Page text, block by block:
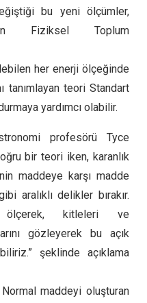
bu yeni ölçümler,
Fiziksel Toplum
her enerji ölçeğinde
tanımlayan teori Standart
yardımcı olabilir.
profesörü Tyce
bir teori iken, karanlık
maddeye karşı madde
aralıklı delikler bırakır.
ölçerek, kitleleri ve
gözleyerek bu açık
şeklinde açıklama
Normal maddeyi oluşturan